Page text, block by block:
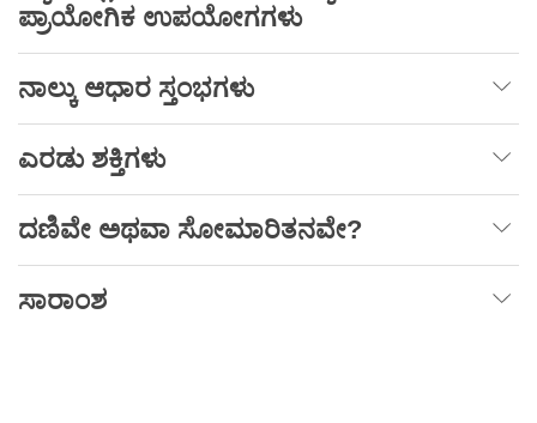
ಪ್ರಾಯೋಗಿಕ ಉಪಯೋಗಗಳು
ನಾಲ್ಕು ಆಧಾರ ಸ್ತಂಭಗಳು
ಎರಡು ಶಕ್ತಿಗಳು
ದಣಿವೇ ಅಥವಾ ಸೋಮಾರಿತನವೇ?
ಸಾರಾಂಶ